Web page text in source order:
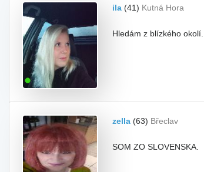
ila (41) Kutná Hora
Hledám z blízkého okolí...
zella (63) Břeclav
SOM ZO SLOVENSKA.